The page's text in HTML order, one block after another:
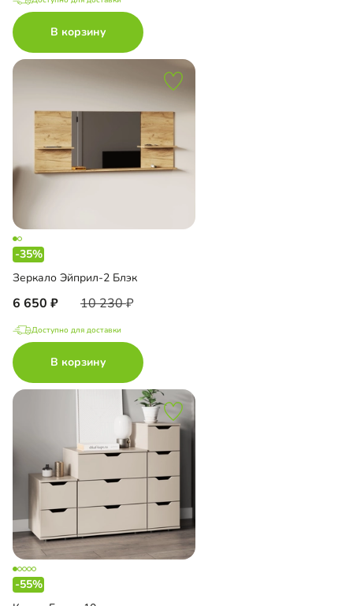
В корзину
-35%
Зеркало Эйприл-2 Блэк
6 650 10 230
Доступно для доставки
В корзину
-55%